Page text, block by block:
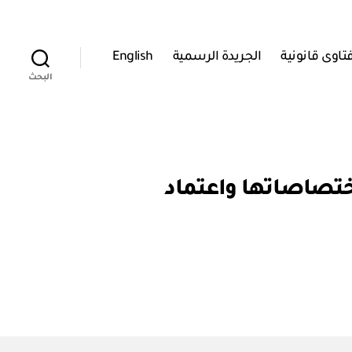
قانونية الجريدة الرسمية English
البحث
وتحديد اختصاصاتها واعتماد